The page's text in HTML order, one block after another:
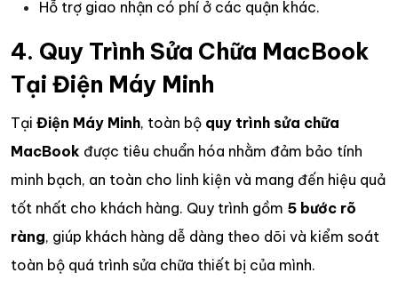
Hỗ trợ giao nhận có phí ở các quận khác.
4. Quy Trình Sửa Chữa MacBook
Tại Điện Máy Minh
Tại Điện Máy Minh, toàn bộ quy trình sửa chữa
MacBook được tiêu chuẩn hóa nhằm đảm bảo tính
minh bạch, an toàn cho linh kiện và mang đến hiệu quả
tốt nhất cho khách hàng. Quy trình gồm 5 bước rõ
ràng, giúp khách hàng dễ dàng theo dõi và kiểm soát
toàn bộ quá trình sửa chữa thiết bị của mình.